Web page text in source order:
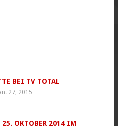
BEI TV TOTAL
27, 2015
25. OKTOBER 2014 IM